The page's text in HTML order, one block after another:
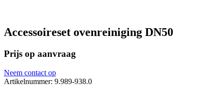
Accessoireset ovenreiniging DN50
Prijs op aanvraag
Neem contact op
Artikelnummer: 9.989-938.0